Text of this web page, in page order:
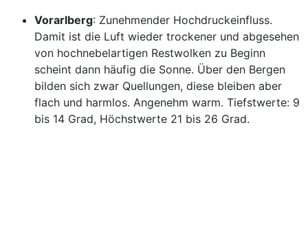
Vorarlberg: Zunehmender Hochdruckeinfluss.
Damit ist die Luft wieder trockener und abgesehen
von hochnebelartigen Restwolken zu Beginn
scheint dann häufig die Sonne. Über den Bergen
bilden sich zwar Quellungen, diese bleiben aber
flach und harmlos. Angenehm warm. Tiefstwerte: 9
bis 14 Grad, Höchstwerte 21 bis 26 Grad.